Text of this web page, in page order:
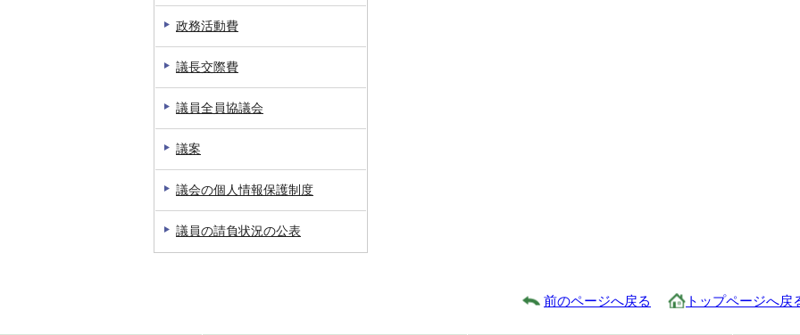
政務活動費
議長交際費
議員全員協議会
議案
議会の個人情報保護制度
議員の請負状況の公表
前のページへ戻る トップページへ戻